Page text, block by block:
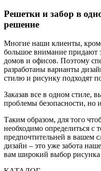
Решетки и забор в
решение
Многие наши клиенты,
большое внимание придают
домов и офисов. Поэтому
разработаны варианты
стилю и рисунку подходят
Заказав все в одном стиле,
проблемы безопасности, но
Таким образом, для того
необходимо определиться с
предпочтительней в вашем
дизайн – это уже забота
вам широкий выбор рисунка